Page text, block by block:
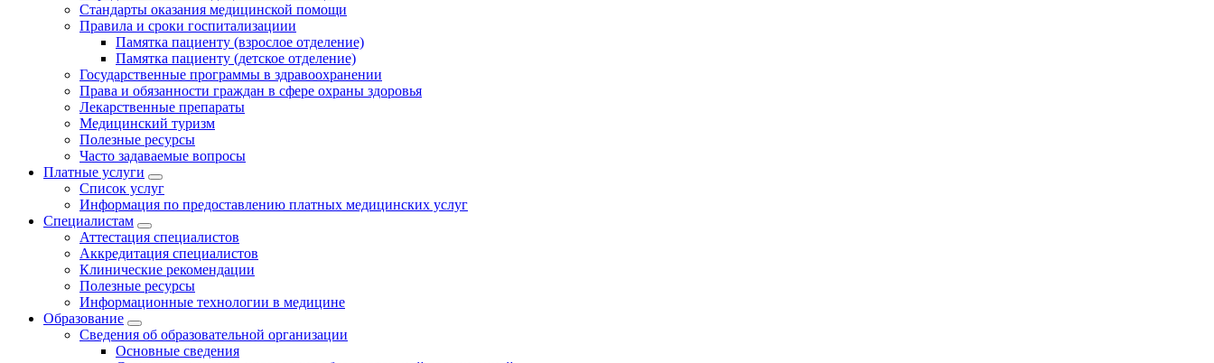
Стандарты оказания медицинской помощи
Правила и сроки госпитализациии
Памятка пациенту (взрослое отделение)
Памятка пациенту (детское отделение)
Государственные программы в здравоохранении
Права и обязанности граждан в сфере охраны здоровья
Лекарственные препараты
Медицинский туризм
Полезные ресурсы
Часто задаваемые вопросы
Платные услуги
Список услуг
Информация по предоставлению платных медицинских услуг
Специалистам
Аттестация специалистов
Аккредитация специалистов
Клинические рекомендации
Полезные ресурсы
Информационные технологии в медицине
Образование
Сведения об образовательной организации
Основные сведения